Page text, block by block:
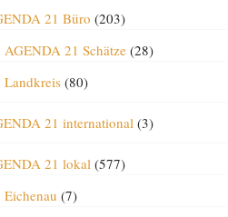
21 Büro (203)
AGENDA 21 Schätze(28)
Landkreis(80)
21 international(3)
21 lokal(577)
Eichenau (7)